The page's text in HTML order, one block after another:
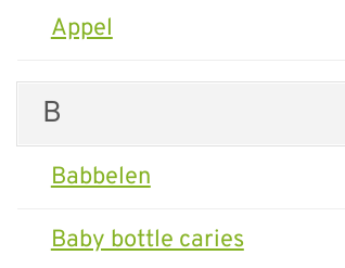
Appel
B
Babbelen
Baby bottle caries